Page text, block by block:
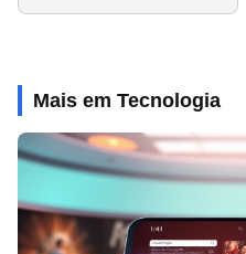
Mais em Tecnologia